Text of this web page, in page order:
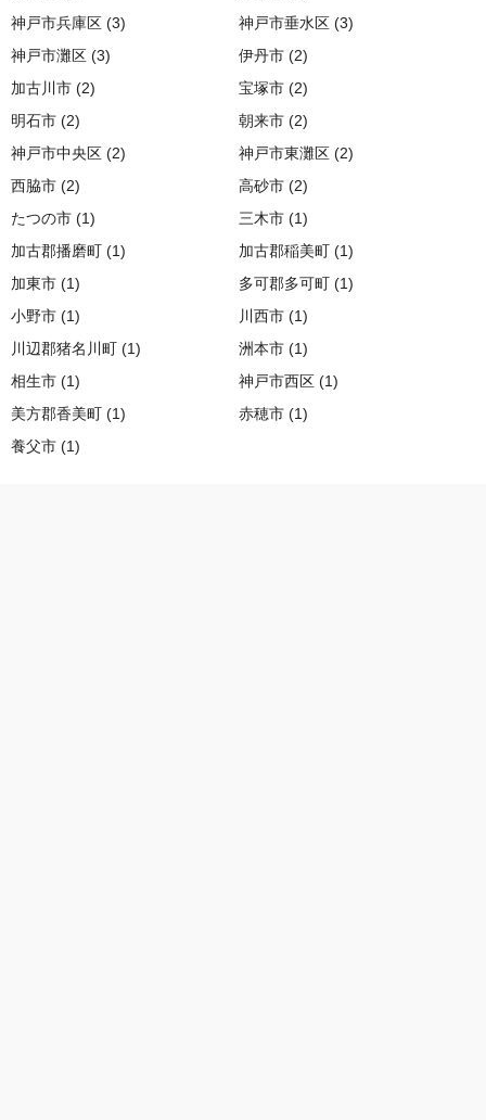
神戸市兵庫区 (3) 神戸市垂水区 (3)
神戸市灘区 (3) 伊丹市 (2)
加古川市 (2) 宝塚市 (2)
明石市 (2) 朝来市 (2)
神戸市中央区 (2) 神戸市東灘区 (2)
西脇市 (2) 高砂市 (2)
たつの市 (1) 三木市 (1)
加古郡播磨町 (1) 加古郡稲美町 (1)
加東市 (1) 多可郡多可町 (1)
小野市 (1) 川西市 (1)
川辺郡猪名川町 (1) 洲本市 (1)
相生市 (1) 神戸市西区 (1)
美方郡香美町 (1) 赤穂市 (1)
養父市 (1)